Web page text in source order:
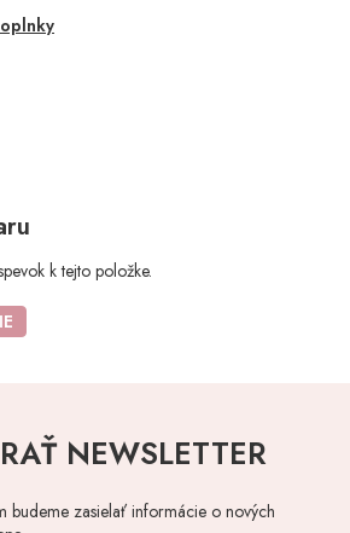
k tejto položke.
NEWSLETTER
budeme zasielať informácie o nových